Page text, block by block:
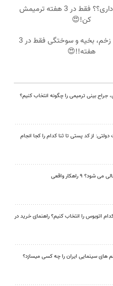
جای بخیه داری؟؟ فقط در 3 هفته ترمیمش
کن!😍
ترمیم جای زخم، بخیه و سوختگی فقط در 3
هفته!!😍
جراح بینی ترمیمی را چگونه انتخاب کنیم؟
از کد پستی تا ثنا کدام را کجا انجام
۹ راهکار واقعی
اتوبوس را انتخاب کنیم؟ راهنمای خرید در
های سینمایی ایران را چه کسی میسازد؟